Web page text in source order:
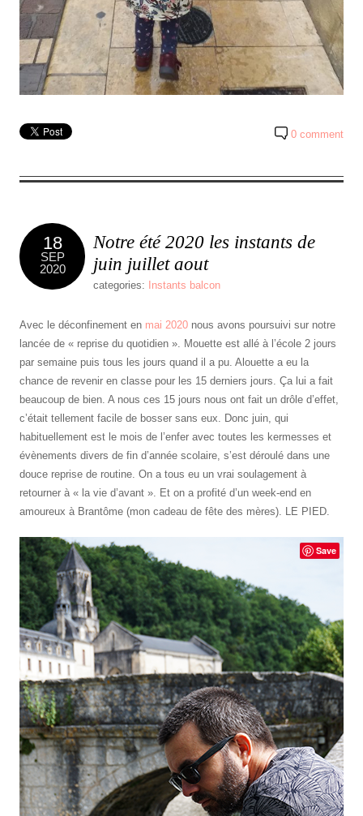
0 comment
18
SEP
2020
Notre été 2020 les instants de
juin juillet aout
categories: Instants balcon
Avec le déconfinement en mai 2020 nous avons poursuivi sur notre
lancée de « reprise du quotidien ». Mouette est allé à l’école 2 jours
par semaine puis tous les jours quand il a pu. Alouette a eu la
chance de revenir en classe pour les 15 derniers jours. Ça lui a fait
beaucoup de bien. A nous ces 15 jours nous ont fait un drôle d’effet,
c’était tellement facile de bosser sans eux. Donc juin, qui
habituellement est le mois de l’enfer avec toutes les kermesses et
évènements divers de fin d’année scolaire, s’est déroulé dans une
douce reprise de routine. On a tous eu un vrai soulagement à
retourner à « la vie d’avant ». Et on a profité d’un week-end en
amoureux à Brantôme (mon cadeau de fête des mères). LE PIED.
Save